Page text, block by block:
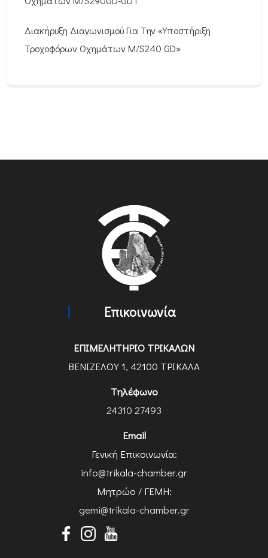
Διακήρυξη Διαγωνισμού Για Την «Υποστήριξη
Τροχοφόρων Οχημάτων M/S240 GD»
Επικοινωνία
ΕΠΙΜΕΛΗΤΗΡΙΟ ΤΡΙΚΑΛΩΝ
ΒΕΝΙΖΕΛΟΥ 1, 42100 ΤΡΙΚΑΛΑ
Τηλέφωνο
24310 27493
Email
Γενική Επικοινωνία:
info@trikala-chamber.gr
Μητρώο / ΓΕΜΗ:
gemi@trikala-chamber.gr